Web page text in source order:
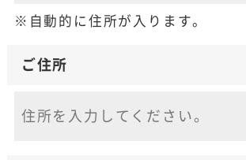
自動的に住所が入ります。
ご住所